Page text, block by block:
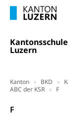
Luzern
Kanton BKD
ABC der KSR
F
F
sichere
Prävention